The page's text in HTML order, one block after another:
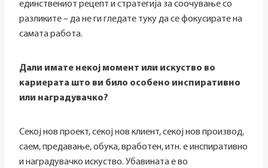
единствениот рецепт и стратегија за соочување со
разликите – да не ги гледате туку да се фокусирате на
самата работа.
Дали имате некој момент или искуство во
кариерата што ви било особено инспиративно
или наградувачко?
Секој нов проект, секој нов клиент, секој нов производ,
саем, предавање, обука, вработен, итн. е инспиративно
и наградувачко искуство. Убавината е во